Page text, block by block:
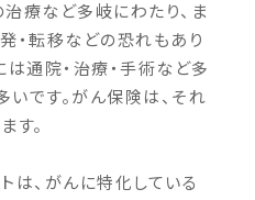
療など多岐にわたり、ま
・転移などの恐れもあり
は通院・治療・手術など多
です。がん保険は、それ
す。
は、がんに特化している